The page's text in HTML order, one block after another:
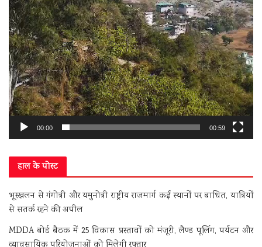
00:00 00:59
हाल के पोस्ट
भूस्खलन से गंगोत्री और यमुनोत्री राष्ट्रीय राजमार्ग कई स्थानों पर बाधित, यात्रियों
से सतर्क रहने की अपील
MDDA बोर्ड बैठक में 25 विकास प्रस्तावों को मंजूरी, लैण्ड पूलिंग, पर्यटन और